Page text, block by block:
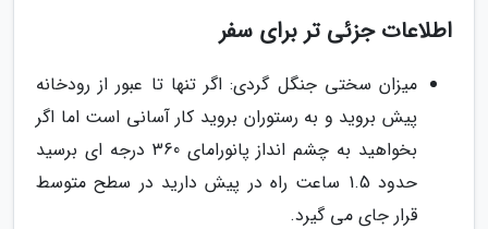
اطلاعات جزئی تر برای سفر
میزان سختی جنگل گردی: اگر تنها تا عبور از رودخانه
پیش بروید و به رستوران بروید کار آسانی است اما اگر
بخواهید به چشم انداز پانورامای 360 درجه ای برسید
حدود 1.5 ساعت راه در پیش دارید در سطح متوسط
قرار جای می گیرد.